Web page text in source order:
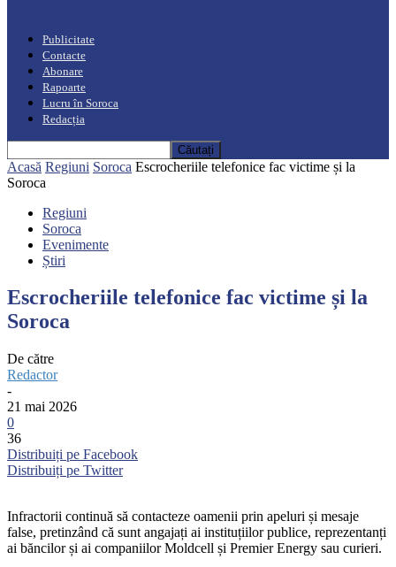
Publicitate
Contacte
Abonare
Rapoarte
Lucru în Soroca
Redacția
Acasă Regiuni Soroca Escrocheriile telefonice fac victime și la
Soroca
Regiuni
Soroca
Evenimente
Știri
Escrocheriile telefonice fac victime și la
Soroca
De către
Redactor
-
21 mai 2026
0
36
Distribuiți pe Facebook
Distribuiți pe Twitter
Infractorii continuă să contacteze oamenii prin apeluri și mesaje
false, pretinzând că sunt angajați ai instituțiilor publice, reprezentanți
ai băncilor și ai companiilor Moldcell și Premier Energy sau curieri.